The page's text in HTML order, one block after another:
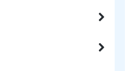
della filiera delle batterie